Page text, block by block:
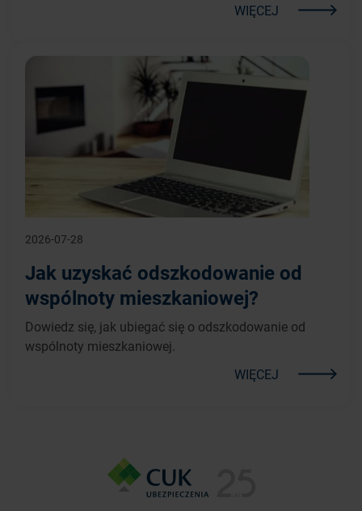
WIĘCEJ
2026-07-28
Jak uzyskać odszkodowanie od
wspólnoty mieszkaniowej?
Dowiedz się, jak ubiegać się o odszkodowanie od
wspólnoty mieszkaniowej.
WIĘCEJ